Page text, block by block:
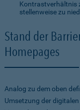
Kontrastverhältnis
stellenweise zu
Stand der
Homepages
Analog zu dem oben
Umsetzung der